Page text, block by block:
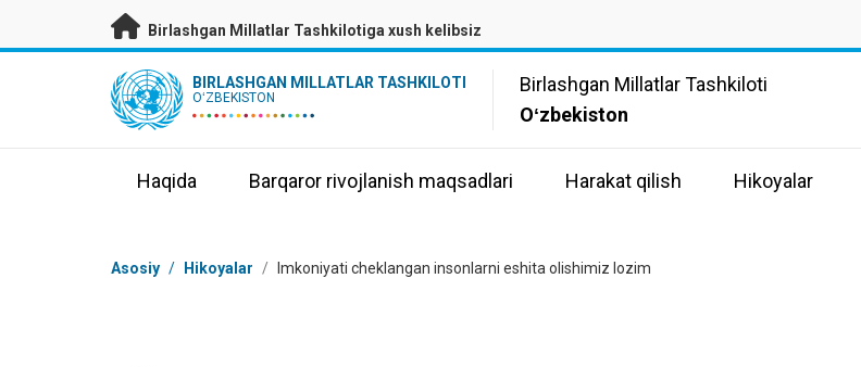
Asosiy mundarijaga
Birlashgan Millatlar Tashkilotiga xush kelibsiz
UN Logo BIRLASHGAN MILLATLAR TASHKILOTI
OʻZBEKISTON
Birlashgan Millatlar Tashkiloti
Oʻzbekiston
Haqida Barqaror rivojlanish maqsadlari Harakat qilish Hikoyalar
Navigator tizimi
Asosiy / Hikoyalar / Imkoniyati cheklangan insonlarni eshita olishimiz lozim